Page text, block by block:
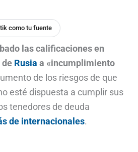
como tu fuente
las calificaciones en
de Rusia a «incumplimiento
de los riesgos de que
esté dispuesta a cumplir sus
tenedores de deuda
de internacionales.